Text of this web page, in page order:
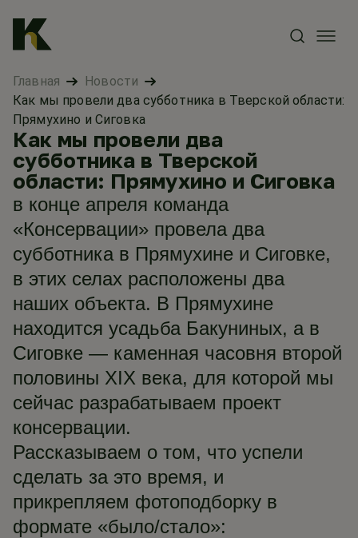
Главная
Новости
Как мы провели два субботника в Тверской области:
Прямухино и Сиговка
Как мы провели два
субботника в Тверской
области: Прямухино и Сиговка
в конце апреля команда
«Консервации» провела два
субботника в Прямухине и Сиговке,
в этих селах расположены два
наших объекта. В Прямухине
находится усадьба Бакуниных, а в
Сиговке — каменная часовня второй
половины XIX века, для которой мы
сейчас разрабатываем проект
консервации.
Рассказываем о том, что успели
сделать за это время, и
прикрепляем фотоподборку в
формате «было/стало»: